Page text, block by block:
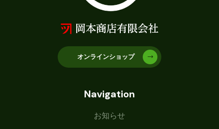
オンラインショップ
Navigation
お知らせ